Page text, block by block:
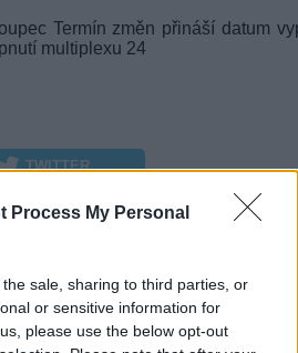
Process My Personal
sale, sharing to third parties, or
or sensitive information for
please use the below opt-out
Termín změn přináší datum
multiplexu 24
TWITTER
východních Čech vysílačem Trutnov
finálního muxu 24 již 22. a 23. června